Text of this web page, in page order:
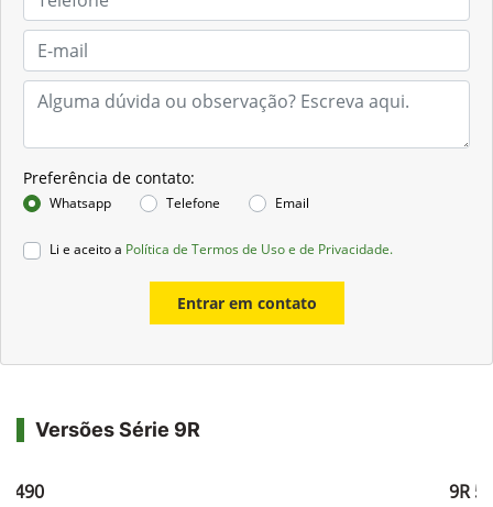
Preferência de contato:
Whatsapp Telefone Email
Li e aceito a Política de Termos de Uso e de Privacidade.
Entrar em contato
Versões Série 9R
490 9R